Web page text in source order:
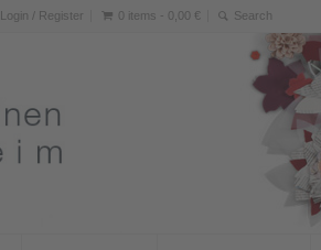
Login / Register 0 items - 0,00 €